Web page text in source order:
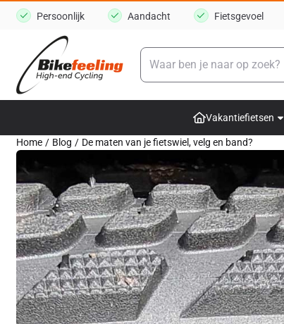
Cookievoorkeuren zijn momenteel gesloten.
Persoonlijk Aandacht Fietsgevoel
Zoeken
Vakantiefietsen
Home / Blog / De maten van je fietswiel, velg en band?